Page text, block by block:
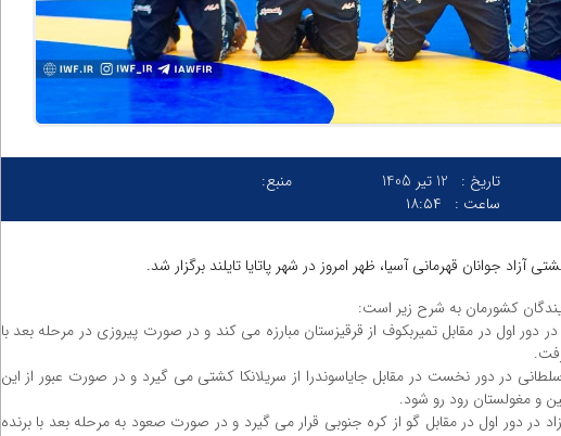
تاریخ :
12 تیر 1405
ساعت :
۱۸:۵۴
منبع:
جوانان قهرمانی آسیا، ظهر امروز در شهر پاتایا تایلند برگزار شد.
کشورمان به شرح زیر است:
عرفان سیری در دور اول در مقابل تمیربکوف از قرقیزستان مبارزه می کند و در صورت پیروزی در مرحله بعد با
دارد، علی اصغر سلطانی در دور نخست در مقابل جایاسوندرا از سریلانکا کشتی می گیرد و در صورت عبور از این
و مغولستان رود رو شود.
امیررضا تیموری زاد در دور اول در مقابل گو از کره جنوبی قرار می گیرد و در صورت صعود به مرحله بعد با برنده